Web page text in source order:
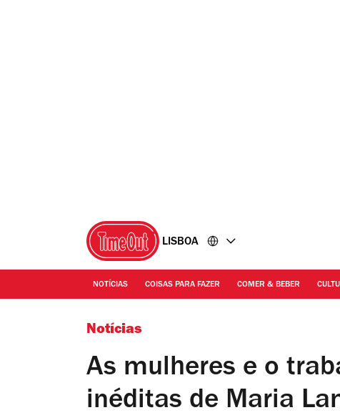
LISBOA
NOTÍCIAS COISAS PARA FAZER COMER & BEBER
Notícias
As mulheres e o
inéditas de Maria